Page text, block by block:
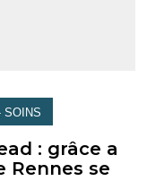
SOINS
: grâce a
Rennes se